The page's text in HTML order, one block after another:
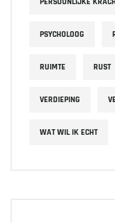
PSYCHOLOOG
RUIMTE RUST
VERDIEPING
WAT WIL IK ECHT